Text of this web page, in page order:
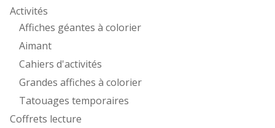
Activités
Affiches géantes à colorier
Aimant
Cahiers d'activités
Grandes affiches à colorier
Tatouages temporaires
Coffrets lecture